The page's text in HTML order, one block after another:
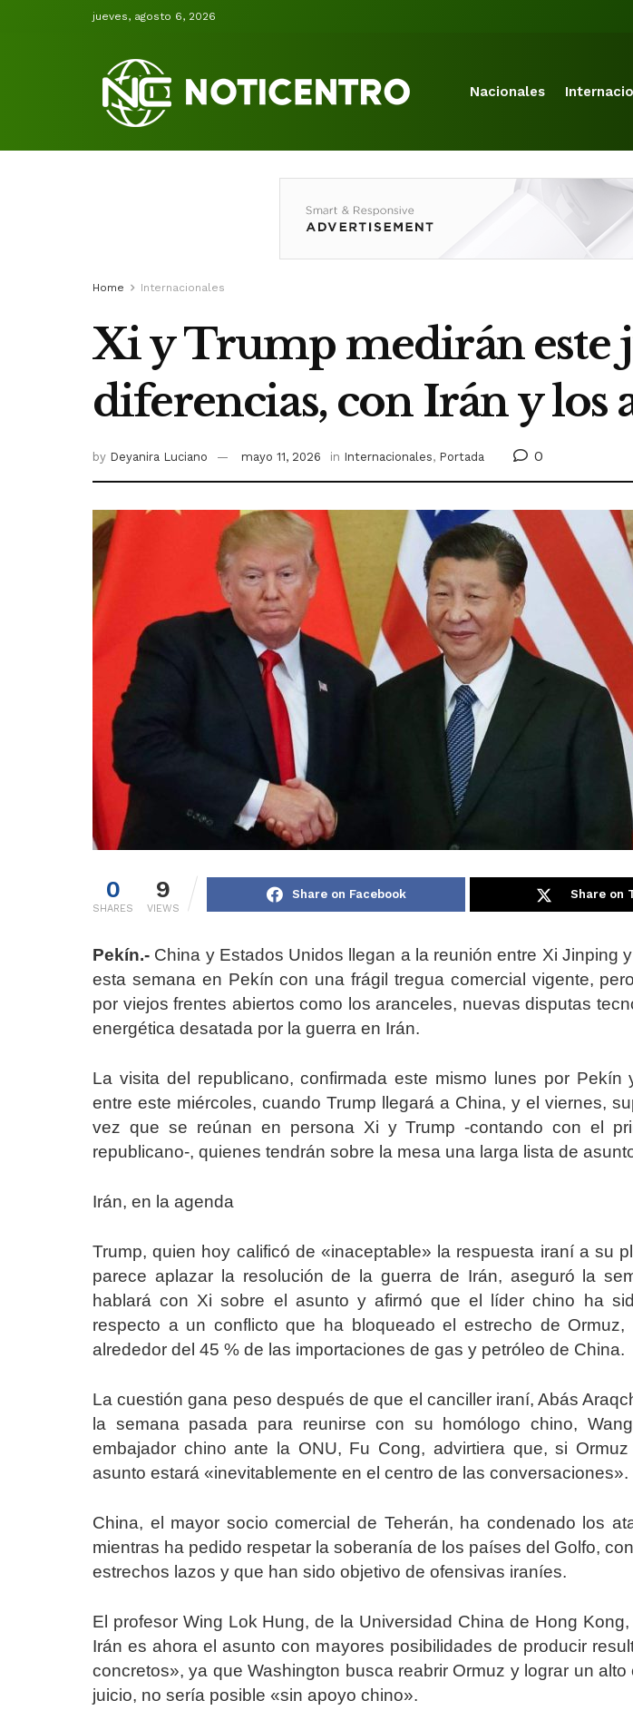
jueves, agosto 6, 2026
Nacionales
Home Internacionales
Xi y Trump medirán este
diferencias, con Irán y los
by Deyanira Luciano mayo 11, 2026 in Internacionales, Portada 0
0
SHARES
9
VIEWS
Share on Facebook Share on
Pekín.- China y Estados Unidos llegan a la reunión entre Xi Jinping
esta semana en Pekín con una frágil tregua comercial vigente,
por viejos frentes abiertos como los aranceles, nuevas disputas
energética desatada por la guerra en Irán.
La visita del republicano, confirmada este mismo lunes por Pekín
entre este miércoles, cuando Trump llegará a China, y el viernes,
vez que se reúnan en persona Xi y Trump -contando con el
republicano-, quienes tendrán sobre la mesa una larga lista de
Irán, en la agenda
Trump, quien hoy calificó de «inaceptable» la respuesta iraní a su
parece aplazar la resolución de la guerra de Irán, aseguró la
hablará con Xi sobre el asunto y afirmó que el líder chino ha
respecto a un conflicto que ha bloqueado el estrecho de Ormuz,
alrededor del 45 % de las importaciones de gas y petróleo de China.
La cuestión gana peso después de que el canciller iraní, Abás
la semana pasada para reunirse con su homólogo chino,
embajador chino ante la ONU, Fu Cong, advirtiera que, si Ormuz
asunto estará «inevitablemente en el centro de las conversaciones».
China, el mayor socio comercial de Teherán, ha condenado los
mientras ha pedido respetar la soberanía de los países del Golfo,
estrechos lazos y que han sido objetivo de ofensivas iraníes.
El profesor Wing Lok Hung, de la Universidad China de Hong
Irán es ahora el asunto con mayores posibilidades de producir
concretos», ya que Washington busca reabrir Ormuz y lograr un
juicio, no sería posible «sin apoyo chino».